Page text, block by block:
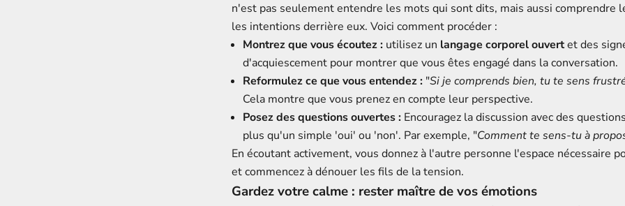
n'est pas seulement entendre les mots qui sont dits, mais aussi comprendre
les intentions derrière eux. Voici comment procéder :
Montrez que vous écoutez : utilisez un langage corporel ouvertet des
d'acquiescement pour montrer que vous êtes engagé dans la conversation.
Reformulez ce que vous entendez : "Si je comprends bien, tu te sens
Cela montre que vous prenez en compte leur perspective.
Posez des questions ouvertes : Encouragez la discussion avec des
plus qu'un simple 'oui' ou 'non'. Par exemple, "Comment te sens-tu à
En écoutant activement, vous donnez à l'autre personne l'espace nécessaire
et commencez à dénouer les fils de la tension.
Gardez votre calme : rester maître de vos émotions